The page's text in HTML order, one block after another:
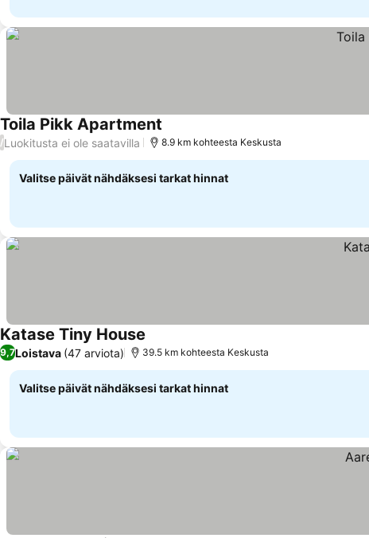
Toila Pikk Apartment
/Luokitusta ei ole saatavilla 8.9 km kohteesta Keskusta
Valitse päivät nähdäksesi tarkat hinnat
Katase Tiny House
9,7Loistava (47 arviota) 39.5 km kohteesta Keskusta
Valitse päivät nähdäksesi tarkat hinnat